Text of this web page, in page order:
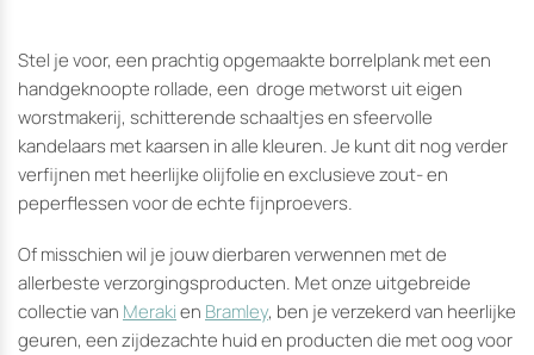
Stel je voor, een prachtig opgemaakte borrelplank met een
handgeknoopte rollade, een droge metworst uit eigen
worstmakerij, schitterende schaaltjes en sfeervolle
kandelaars met kaarsen in alle kleuren. Je kunt dit nog verder
verfijnen met heerlijke olijfolie en exclusieve zout- en
peperflessen voor de echte fijnproevers.
Of misschien wil je jouw dierbaren verwennen met de
allerbeste verzorgingsproducten. Met onze uitgebreide
collectie van Merakien Bramley, ben je verzekerd van heerlijke
geuren, een zijdezachte huid en producten die met oog voor